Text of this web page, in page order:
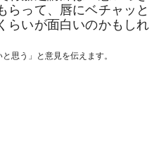
らって、唇にベチャッと
らいが面白いのかもしれ
思う」と意見を伝えます。